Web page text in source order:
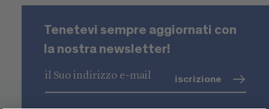
Tenetevi sempre aggiornati con
la nostra newsletter!
iscrizione